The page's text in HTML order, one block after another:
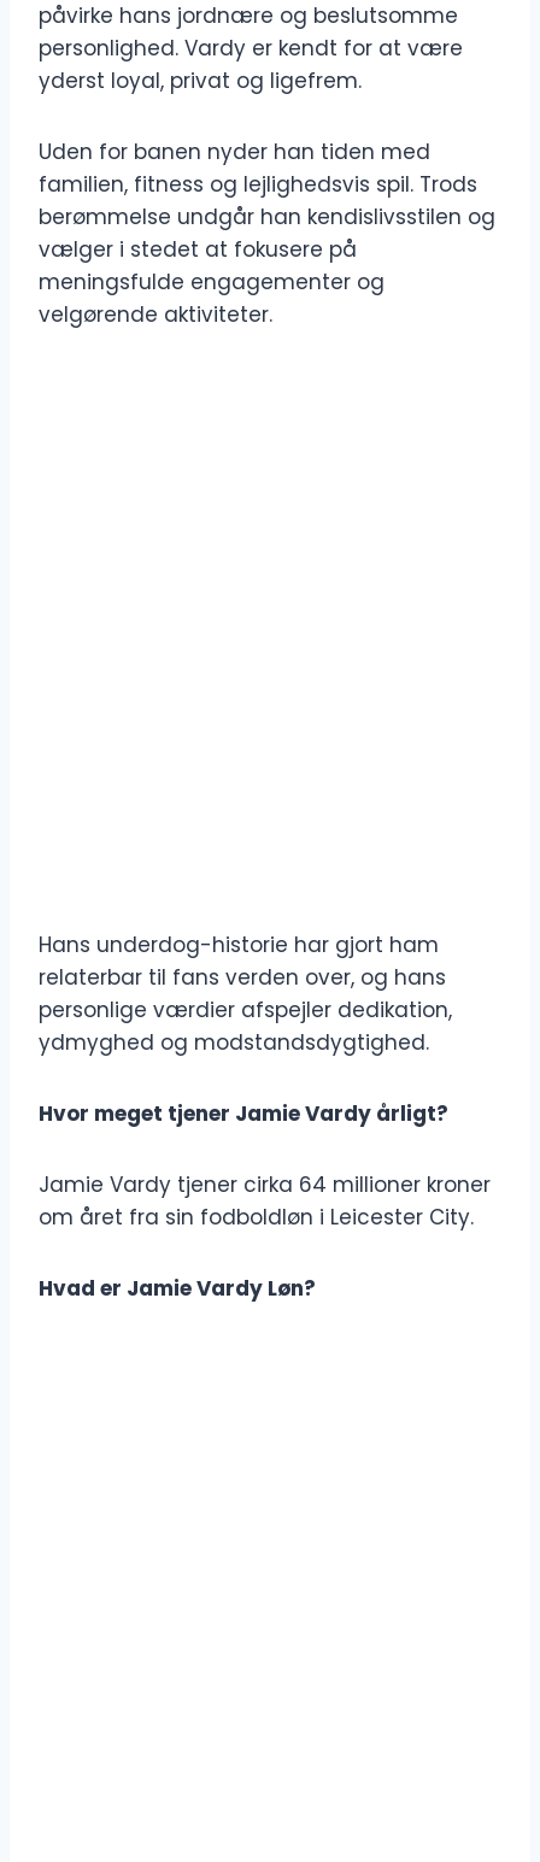
påvirke hans jordnære og beslutsomme
personlighed. Vardy er kendt for at være
yderst loyal, privat og ligefrem.
Uden for banen nyder han tiden med
familien, fitness og lejlighedsvis spil. Trods
berømmelse undgår han kendislivsstilen og
vælger i stedet at fokusere på
meningsfulde engagementer og
velgørende aktiviteter.
Hans underdog-historie har gjort ham
relaterbar til fans verden over, og hans
personlige værdier afspejler dedikation,
ydmyghed og modstandsdygtighed.
Hvor meget tjener Jamie Vardy årligt?
Jamie Vardy tjener cirka 64 millioner kroner
om året fra sin fodboldløn i Leicester City.
Hvad er Jamie Vardy Løn?